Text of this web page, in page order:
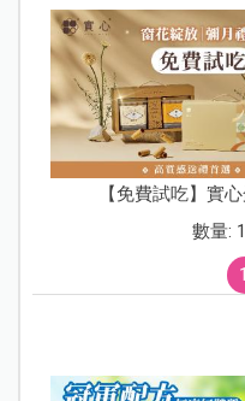
【免費試吃】實
數量: